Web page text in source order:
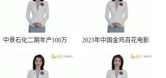
中景石化二期年产100万
吨丙烷脱氢项目建成中交
2023年中国金鸡百花电影
节有福电影巡展31日启动